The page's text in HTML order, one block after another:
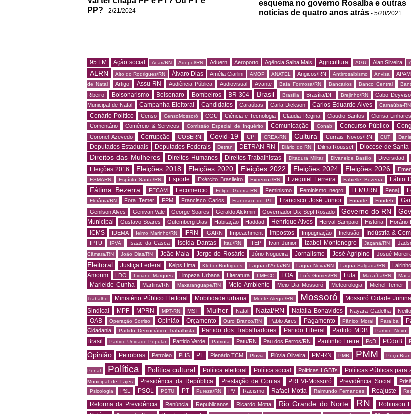
PP? - 2/21/2024
esquema no governo Rosalba e outras
notícias de quatro anos atrás - 5/20/2021
95 FM Ação social Acari/RN Adepol/RN Aduern Aeroporto Agência Saiba Mais Agricultura AGU Alan Silveira
ALRN
Alto do Rodrigues/RN Álvaro Dias Amélia Ciarlini AMOP ANATEL Angicos/RN Antirrosalbismo Anvisa
de Natal
Artigo Assu-RN Audiência Pública Audiovisual Avante Baía Formosa/RN Bancários Banco Central
Ribeiro
Bolsonarismo Bolsonaro Bombeiros BR-304 Brasil Brasília Brasília/DF Brejinho/RN Cabo
Municipal de Natal
Campanha Eleitoral Candidatos Caraúbas Carla Dickson Carlos Eduardo Alves Carnaúba-RN
Cenário Político Censo CensoMossoró CGU Ciência e Tecnologia Claudia Regina Claudio Santos Clorisa Linhares
Comentário Comércio & Serviços Comissão Especial de Inquérito Comunicação Conab Concurso Público
Coronel Azevedo Corrupção COSERN Covid-19 CPI CREA-RN Cultura Currais Novos/RN CUT
Deputados Estaduais Deputados Federais Detran DETRAN-RN Diário do RN Dilma Roussef Diocese de Santa
Direitos das Mulheres Direitos Humanos Direitos Trabalhistas Ditadura Militar Divaneide Basílio Diversidad
Eleições 2016 Eleições 2018 Eleições 2020 Eleições 2022 Eleições 2024 Eleições 2026
ESMARN Espírito Santo/RN Esporte Exército Brasileiro Extremoz/RN Ezequiel Ferreira Fabielle Bezerra Fábio
Fátima Bezerra FECAM Fecomercio Felipe Guerra-RN Feminismo Feminismo negro FEMURN Fenaj
Florânia/RN Fora Temer FPM Francisco Carlos Francisco do PT Francisco José Junior Funarte Fundeb
Genilson Alves Genivan Vale George Soares Geraldo Alckmin Governador Dix-Sept Rosado Governo do RN
Municipal
Gustavo Soares Gutemberg Dias Habitação Haddad Henrique Alves Herval Sampaio História Horário
ICMS IDEMA Ielmo Marinho/RN IFRN IGARN Impeachment Impostos Impugnação Inclusão Indústria &
IPTU IPVA Isaac da Casca Isolda Dantas Itaú/RN ITEP Ivan Junior Izabel Montenegro Jaçanã/RN
Câmara/RN
João Dias/RN João Maia Jorge do Rosário Jório Nogueira Jornalismo José Agripino Josué
Eleitoral
Justiça Federal Kelps Lima Kleber Rodrigues Lagoa d'Anta/RN Lagoa Nova/RN Lagoa Salgada/RN Lairinho
Amorim
LDO Lidiane Marques Limpeza Urbana Literatura LMECC LOA Luís Gomes/RN Lula Macaíba/RN
Marleide Cunha Martins/RN Maxaranguape/RN Meio Ambiente Meio Dia Mossoró Meteorologia Michel Temer
Trabalho Ministério Público Eleitoral Mobilidade urbana Monte Alegre/RN Mossoró Mossoró Cidade Junina
Sindical
MPF MPRN MPT-RN MST Mulher Natal Natal/RN Natália Bonavides Nayara Gadelha
OAB Operação Sorriso Opinião Orçamento Ouro Branco/RN Pablo Aires Pagamento Pânico Moral Paraíba
Cidadania
Partido Democrático Trabalhista Partido dos Trabalhadores Partido Liberal Partido MDB Partido Novo
Brasil
Partido Unidade Popular Partido Verde Patriota Patu/RN Pau dos Ferros/RN Paulinho Freire PcD PCdoB
Opinião
Petrobras Petroleo PHS PL Plenário TCM Pluvia Plúvia Oliveira PM-RN PMB PMM Poço
Penal Política Política cultural Política eleitoral Política social Políticas LGBTs Políticas Públicas para
Municipal de Lajes
Presidência da República Prestação de Contas PREVI-Mossoró Previdência Social
Psicologia PSL PSOL PSTU PT Pureza/RN PV Racismo Rafael Motta Raimundo Fernandes Reajuste
Reforma da Previdência Renúncia Republicanos Ricardo Motta Rio Grande do Norte RN Robinson